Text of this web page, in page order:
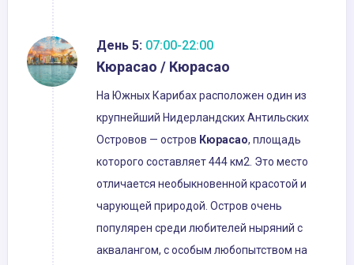
День 5: 07:00-22:00
Кюрасао / Кюрасао
На Южных Карибах расположен один из
крупнейший Нидерландских Антильских
Островов — остров Кюрасао, площадь
которого составляет 444 км2. Это место
отличается необыкновенной красотой и
чарующей природой. Остров очень
популярен среди любителей ныряний с
аквалангом, с особым любопытством на